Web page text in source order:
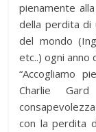
pienamente
della perdita di
del mondo
etc..) ogni anno
“Accogliamo
Charlie
con la perdita